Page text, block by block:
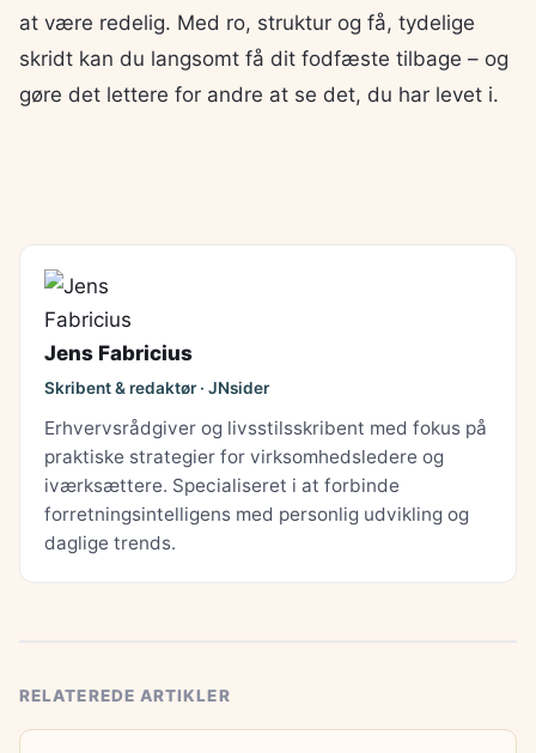
at være redelig. Med ro, struktur og få, tydelige
skridt kan du langsomt få dit fodfæste tilbage – og
gøre det lettere for andre at se det, du har levet i.
Jens Fabricius
Skribent & redaktør · JNsider
Erhvervsrådgiver og livsstilsskribent med fokus på
praktiske strategier for virksomhedsledere og
iværksættere. Specialiseret i at forbinde
forretningsintelligens med personlig udvikling og
daglige trends.
RELATEREDE ARTIKLER